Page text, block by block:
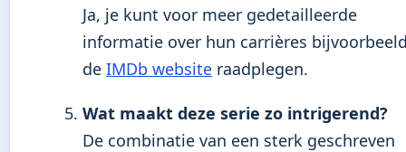
Ja, je kunt voor meer gedetailleerde
informatie over hun carrières
de IMDb website raadplegen.
Wat maakt deze serie zo intrigerend?
De combinatie van een sterk geschreven